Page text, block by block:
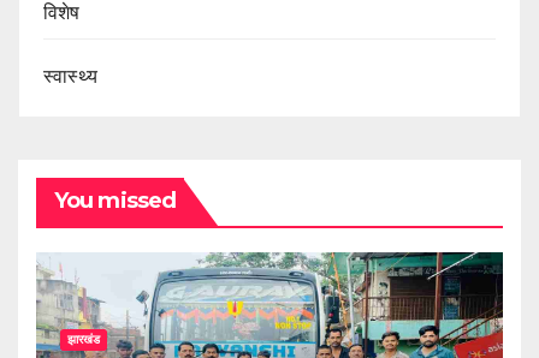
विशेष
स्वास्थ्य
You missed
झारखंड